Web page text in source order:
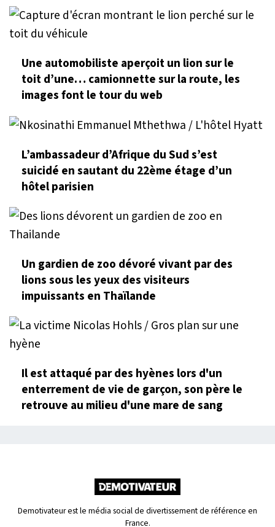
Une automobiliste aperçoit un lion sur le
toit d’une… camionnette sur la route, les
images font le tour du web
L’ambassadeur d’Afrique du Sud s’est
suicidé en sautant du 22ème étage d’un
hôtel parisien
Un gardien de zoo dévoré vivant par des
lions sous les yeux des visiteurs
impuissants en Thaïlande
Il est attaqué par des hyènes lors d'un
enterrement de vie de garçon, son père le
retrouve au milieu d'une mare de sang
Demotivateur est le média social de divertissement de référence en
France.